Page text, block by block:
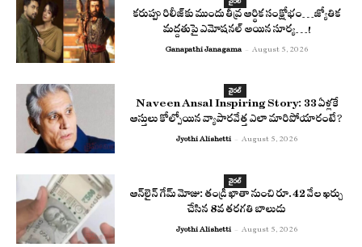
కరుప్పు రిలీజ్‌కు ముందు తీవ్ర ఆర్థిక సంక్షోభం…జ్యోతిక
మద్దతుపై ఎమోషనల్ అయిన సూర్య…!
Ganapathi Janagama - August 5, 2026
వైరల్
Naveen Ansal Inspiring Story: 33 ఏళ్లకే
ఆస్తులు కోల్పోయిన వ్యాపారవేత్త ఎలా మారిపోయారంటే?
Jyothi Alishetti - August 5, 2026
వైరల్
ఆన్‌లైన్ గేమ్ మోజు: తండ్రి ఖాతా నుంచి రూ.42 వేల ఖర్చు
చేసిన 8వ తరగతి బాలుడు
Jyothi Alishetti - August 5, 2026